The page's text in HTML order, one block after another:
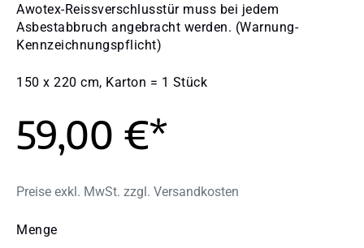
Awotex-Reissverschlusstür muss bei jedem
Asbestabbruch angebracht werden. (Warnung-
Kennzeichnungspflicht)
150 x 220 cm, Karton = 1 Stück
59,00 €*
Preise exkl. MwSt. zzgl. Versandkosten